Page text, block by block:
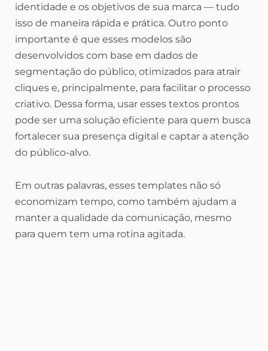
identidade e os objetivos de sua marca — tudo
isso de maneira rápida e prática. Outro ponto
importante é que esses modelos são
desenvolvidos com base em dados de
segmentação do público, otimizados para atrair
cliques e, principalmente, para facilitar o processo
criativo. Dessa forma, usar esses textos prontos
pode ser uma solução eficiente para quem busca
fortalecer sua presença digital e captar a atenção
do público-alvo.
Em outras palavras, esses templates não só
economizam tempo, como também ajudam a
manter a qualidade da comunicação, mesmo
para quem tem uma rotina agitada.